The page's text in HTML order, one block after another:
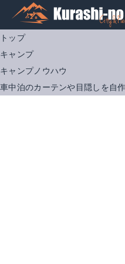
トップ
キャンプ
キャンプノウハウ
車中泊のカーテンや目隠しを自